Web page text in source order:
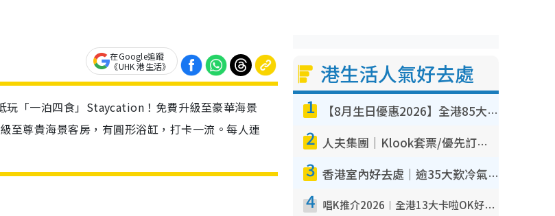
在Google追蹤
《UHK 港生活》
「一泊四食」Staycation！免費升級至豪華海景
至尊貴海景客房，有圓形浴缸，打卡一流。每人連
港生活人氣好去處
1 【8月生日優惠2026】全港85大食買玩著數攻略 自助餐/火鍋放題同行免費＋誠品/DONKI送現金券
2 人夫集團｜Klook套票/優先訂票/公開發售搶飛攻略！附票價.購票連結.場地座位表
3 香港室內好去處｜逾35大歎冷氣室內好去處推介 室內活動免費避雨無懼落雨
4 唱K推介2026︱全港13大卡啦OK好去處！最平$36起 日文K都有！(附地址+收費詳情)